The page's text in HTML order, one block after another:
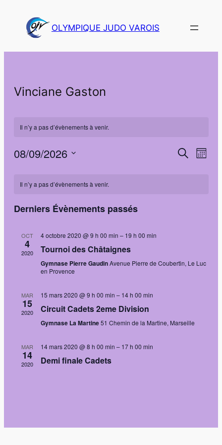
OLYMPIQUE JUDO VAROIS
Vinciane Gaston
Il n’y a pas d’évènements à venir.
Recherche
Mois
08/09/2026
une
Calendrier
Évènements
Il n’y a pas d’évènements à venir.
Derniers Évènements passés
OCT
4
2020
4 octobre 2020 @ 9 h 00 min – 19 h 00 min
Tournoi des Châtaignes
Gymnase Pierre GaudinAvenue Pierre de Coubertin, Le Luc
en Provence
MAR
15
2020
15 mars 2020 @ 9 h 00 min – 14 h 00 min
Circuit Cadets 2eme Division
Gymnase La Martine51 Chemin de la Martine, Marseille
MAR
14
2020
14 mars 2020 @ 8 h 00 min – 17 h 00 min
Demi finale Cadets